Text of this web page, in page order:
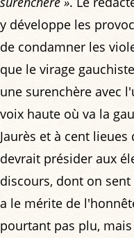
y développe les
de condamner les
que le virage
une surenchère avec
voix haute où va la
Jaurès et à cent
devrait présider aux
discours, dont on
a le mérite de
pourtant pas plu,